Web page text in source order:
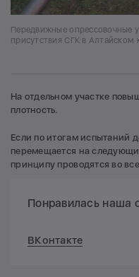
Передвижные опрессовочные
присутствия СГК в Алтайском
На отдельном участке
плотность.
Если по итогам испытаний
перемещается на
принципу проводятся во
Понравилась наша
ВКонтакте